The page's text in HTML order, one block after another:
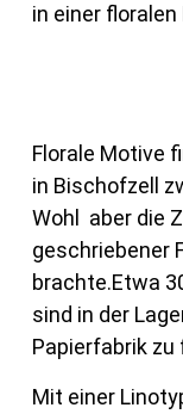
in einer
Florale Motive
in Bischofzell
Wohl aber die
geschriebener
brachte.Etwa
sind in der
Papierfabrik zu
Mit einer